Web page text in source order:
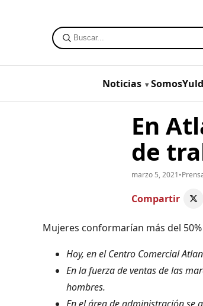
Noticias
En
de
marzo 5, 2021•
Compartir
Mujeres conformarían más del
Hoy, en el Centro Comercial
En la fuerza de ventas de las
hombres.